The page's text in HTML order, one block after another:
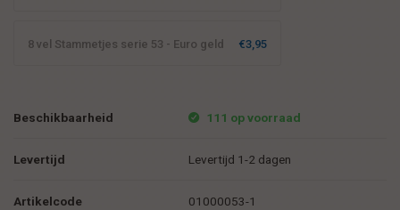
8 vel Stammetjes serie 53 - Euro geld €3,95
Beschikbaarheid 111 op voorraad
Levertijd Levertijd 1-2 dagen
Artikelcode 01000053-1